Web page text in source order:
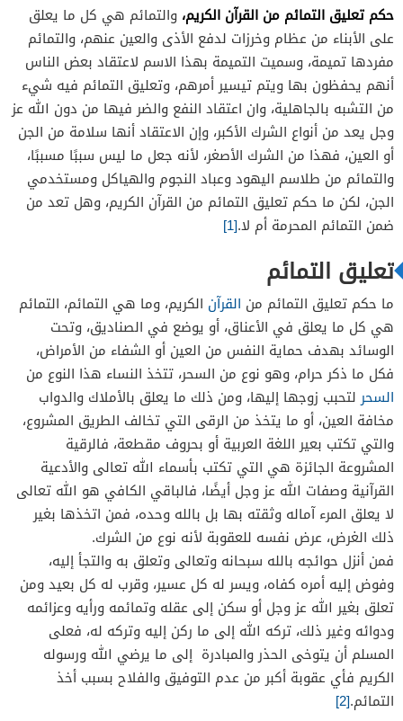
حكم تعليق التمائم من القرآن الكريم، والتمائم هي كل ما يعلق
على الأبناء من عظام وخرزات لدفع الأذى والعين عنهم، والتمائم
مفردها تميمة، وسميت التميمة بهذا الاسم لاعتقاد بعض الناس
أنهم يحفظون بها ويتم تيسير أمرهم، وتعليق التمائم فيه شيء
من التشبه بالجاهلية، وان اعتقاد النفع والضر فيها من دون الله عز
وجل يعد من أنواع الشرك الأكبر، وإن الاعتقاد أنها سلامة من الجن
أو العين، فهذا من الشرك الأصغر، لأنه جعل ما ليس سببًا مسببًا،
والتمائم من طلاسم اليهود وعباد النجوم والهياكل ومستخدمي
الجن، لكن ما حكم تعليق التمائم من القرآن الكريم، وهل تعد من
ضمن التمائم المحرمة أم لا.[1]
تعليق التمائم
ما حكم تعليق التمائم من القرآن الكريم، وما هي التمائم، التمائم
هي كل ما يعلق في الأعناق، أو يوضع في الصناديق، وتحت
الوسائد بهدف حماية النفس من العين أو الشفاء من الأمراض،
فكل ما ذكر حرام، وهو نوع من السحر، تتخذ النساء هذا النوع من
السحرلتحبب زوجها إليها، ومن ذلك ما يعلق بالأملاك والدواب
مخافة العين، أو ما يتخذ من الرقى التي تخالف الطريق المشروع،
والتي تكتب بعير اللغة العربية أو بحروف مقطعة، فالرقية
المشروعة الجائزة هي التي تكتب بأسماء الله تعالى والأدعية
القرآنية وصفات الله عز وجل أيضًا، فالباقي الكافي هو الله تعالى
لا يعلق المرء آماله وثقته بها بل بالله وحده، فمن اتخذها بغير
ذلك الغرض، عرض نفسه للعقوبة لأنه نوع من الشرك.
فمن أنزل حوائجه بالله سبحانه وتعالى وتعلق به والتجأ إليه،
وفوض إليه أمره كفاه، ويسر له كل عسير، وقرب له كل بعيد ومن
تعلق بغير الله عز وجل أو سكن إلى عقله وتمائمه ورأيه وعزائمه
ودوائه وغير ذلك، تركه الله إلى ما ركن إليه وتركه له، فعلى
المسلم أن يتوخى الحذر والمبادرة إلى ما يرضي الله ورسوله
الكريم فأي عقوبة أكبر من عدم التوفيق والفلاح بسبب أخذ
التمائم.[2]